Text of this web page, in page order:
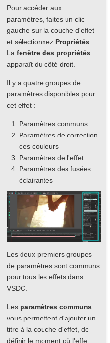
Pour accéder aux
paramètres, faites un clic
gauche sur la couche d'effet
et sélectionnez Propriétés.
Lafenêtre des propriétés
apparaît du côté droit.
Il y a quatre groupes de
paramètres disponibles pour
cet effet :
Paramètres communs
Paramètres de correction
des couleurs
Paramètres de l'effet
Paramètres des fusées
éclairantes
Les deux premiers groupes
de paramètres sont communs
pour tous les effets dans
VSDC.
Les paramètres communs
vous permettent d'ajouter un
titre à la couche d'effet, de
définir le moment où l'effet